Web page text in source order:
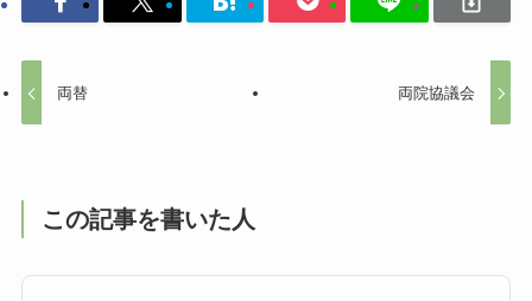
両替 両院協議会
この記事を書いた人